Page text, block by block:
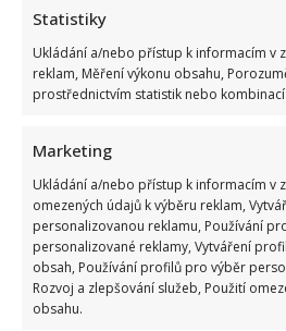
Statistiky
Ukládání a/nebo přístup k informacím v
reklam, Měření výkonu obsahu,
prostřednictvím statistik nebo
Marketing
Ukládání a/nebo přístup k informacím v
omezených údajů k výběru reklam,
personalizovanou reklamu, Používání
personalizované reklamy, Vytváření
obsah, Používání profilů pro výběr
Rozvoj a zlepšování služeb, Použití
obsahu.
Lenka Marousková
Lenka je hlavní postavou našeho
práce všeobecné redaktorky nyní
volný čas nejraději věnuje své rodině.